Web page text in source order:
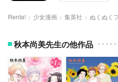
Renta! 少女漫画 集英社 ぬくぬく
秋本尚美先生の他作品